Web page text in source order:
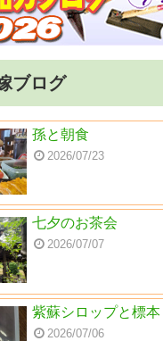
ブログ
孫と朝食
2026/07/23
七夕のお茶会
2026/07/07
紫蘇シロップと標本
2026/07/06